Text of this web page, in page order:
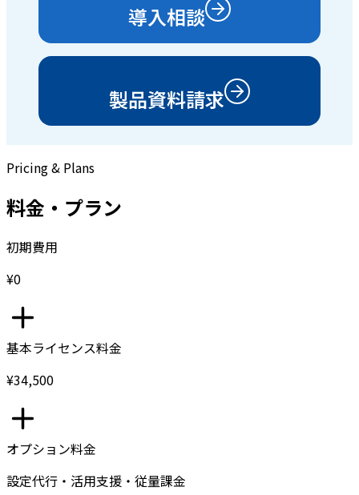
導入相談
製品資料請求
Pricing & Plans
料金・プラン
初期費用
¥0
基本ライセンス料金
¥34,500
オプション料金
設定代行・活用支援・従量課金